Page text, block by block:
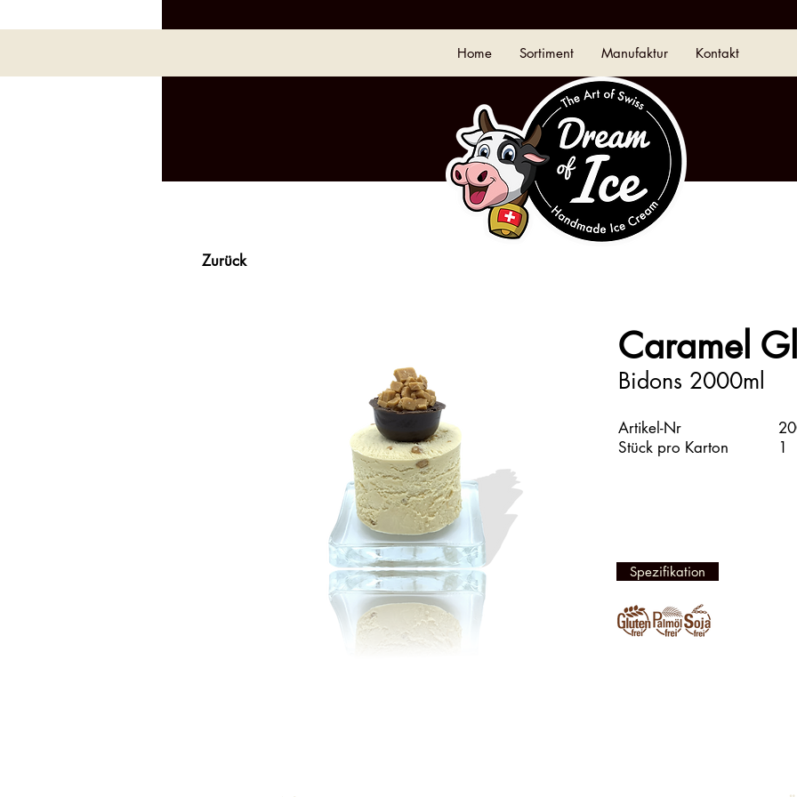
Home Sortiment Manufaktur Kontakt
Zurück
Caramel
Bidons 2000ml
Artikel-Nr
Stück pro Karton
1
Spezifikation